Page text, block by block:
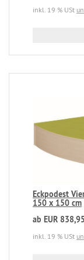
inkl. 19 % USt
Eckpodest
150 x 150 cm
ab EUR 838,95
inkl. 19 % USt